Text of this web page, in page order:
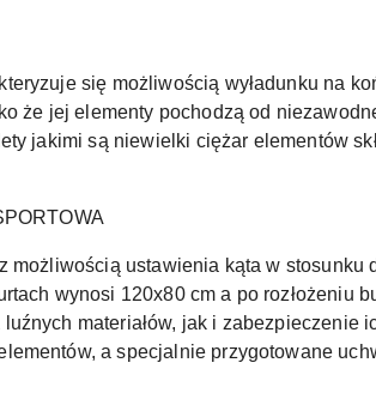
się możliwością wyładunku na
że jej elementy pochodzą od
jakimi są niewielki ciężar elementów
możliwością ustawienia kąta w
wynosi 120x80 cm a po rozłożeniu
materiałów, jak i zabezpieczenie
a specjalnie przygotowane